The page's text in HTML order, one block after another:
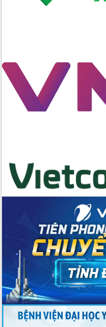
Phó Bí thư Tỉnh ủy Đắk Lắk Đỗ Hữu
Chuyển đổi số thư viện: Mở rộng
không gian tri thức trong thời đại số
Đánh giá, rút kinh nghiệm công tác tổ
chức diễn tập trước ngày bầu cử
Chương trình “Gặp gỡ hữu nghị –
Đắk Lắk sẵn sàng các điều kiện cho
Ngày hội bầu cử đại biểu Quốc hội
khóa XVI và HĐND các cấp nhiệm kỳ
2026-2031
Đảm bảo cuộc bầu cử đại biểu Quốc
hội và đại biểu HĐND các cấp diễn ra
an toàn, hiệu quả, đúng quy định
Thủ tướng Chính phủ Phạm Minh Chính
kiểm tra, chỉ đạo hoàn thành các dự
án cao tốc và thăm khu tái định cư tại
Đắk Lắk
Sôi nổi Hội đua ngựa truyền thống Gò
Thì Thùng mừng Xuân Bính Ngọ 2026
Lãnh đạo tỉnh dâng hương tưởng niệm
tại Đập Đồng Cam đầu Xuân Bính Ngọ